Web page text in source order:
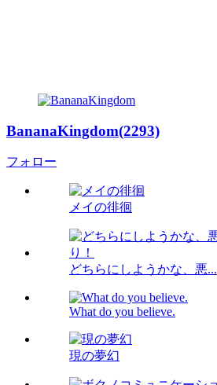
BananaKingdom(2293)
フォロー
メイの徘徊
どちらにしようかな、悪...
What do you believe.
現の夢幻